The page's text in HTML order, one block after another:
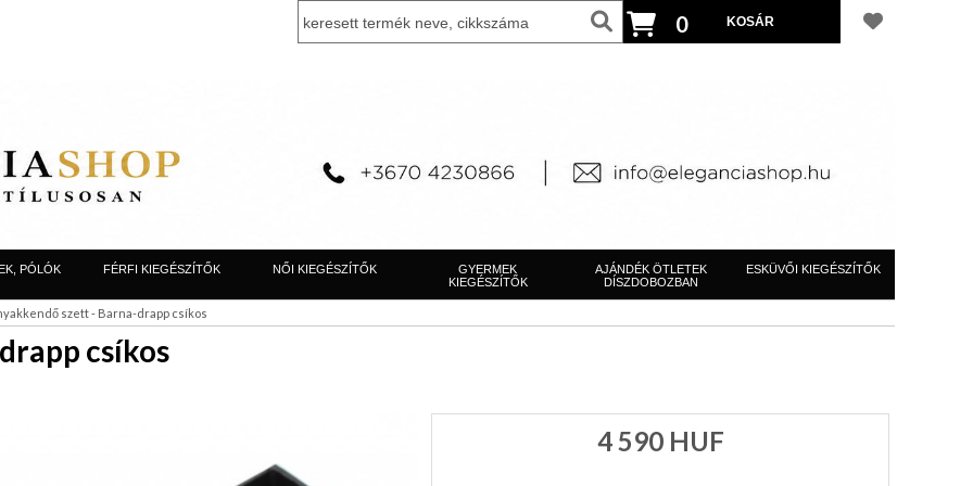
0
PÓLÓK FÉRFI KIEGÉSZÍTŐK NŐI KIEGÉSZÍTŐK
GYERMEK
KIEGÉSZÍTŐK
AJÁNDÉK ÖTLETEK
DÍSZDOBOZBAN
ESKÜVŐI KIEGÉSZÍTŐK
szett - Barna-drapp csíkos
csíkos
4 590HUF